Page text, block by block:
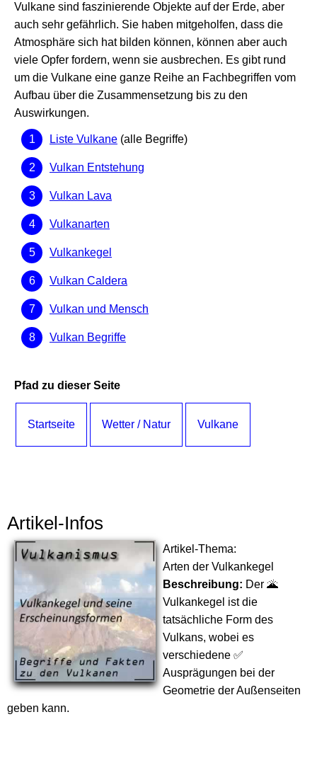
Vulkane sind faszinierende Objekte auf der Erde, aber
auch sehr gefährlich. Sie haben mitgeholfen, dass die
Atmosphäre sich hat bilden können, können aber auch
viele Opfer fordern, wenn sie ausbrechen. Es gibt rund
um die Vulkane eine ganze Reihe an Fachbegriffen vom
Aufbau über die Zusammensetzung bis zu den
Auswirkungen.
Liste Vulkane (alle Begriffe)
Vulkan Entstehung
Vulkan Lava
Vulkanarten
Vulkankegel
Vulkan Caldera
Vulkan und Mensch
Vulkan Begriffe
Pfad zu dieser Seite
Startseite Wetter / Natur Vulkane
Artikel-Infos
Artikel-Thema:
Arten der Vulkankegel
Beschreibung: Der 🌋
Vulkankegel ist die
tatsächliche Form des
Vulkans, wobei es
verschiedene ✅
Ausprägungen bei der
Geometrie der Außenseiten
geben kann.